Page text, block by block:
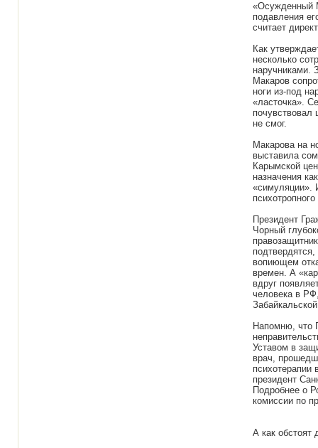
«Осужденный
подавления
считает
Как
несколько
наручниками.
Макаров
ноги из-под
«ласточка».
почувствовал
не смог.
Макарова на
выставила
Карымской
назначения
«симуляции».
Президент
Чорный
вопиющем
времен. А
вдруг
человека в
Напомню, что
Уставом в
врач,
президент
Подробнее о
комиссии по
А как обстоят